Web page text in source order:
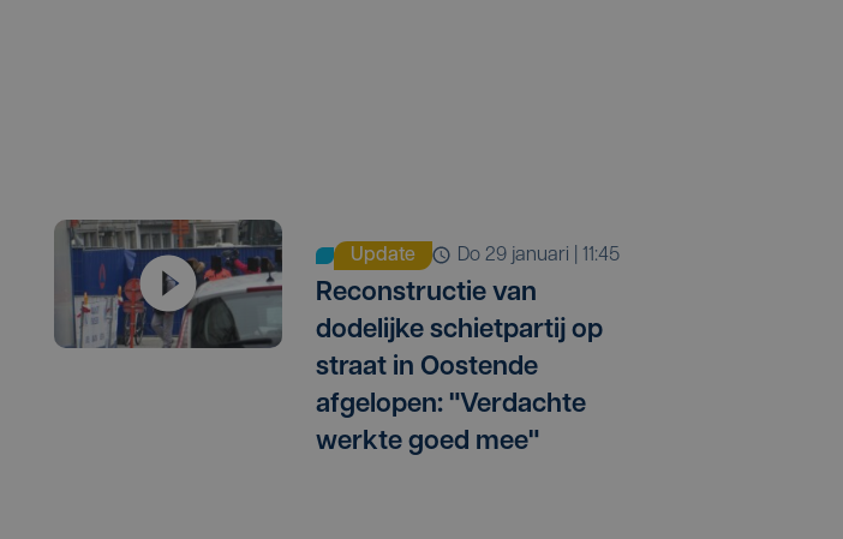
Update do 29 januari | 11:45
Reconstructie van
dodelijke schietpartij op
straat in Oostende
afgelopen: "Verdachte
werkte goed mee"